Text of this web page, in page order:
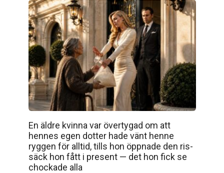
En äldre kvinna var övertygad om att
hennes egen dotter hade vänt henne
ryggen för alltid, tills hon öppnade den ris­
säck hon fått i present — det hon fick se
chockade alla